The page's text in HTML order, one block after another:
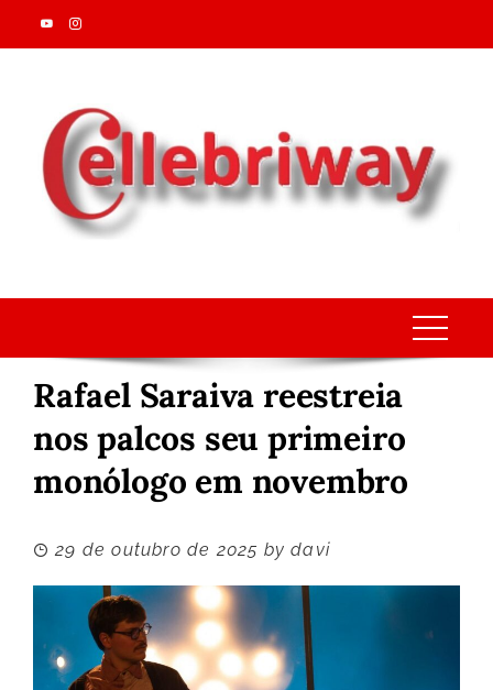
Skip
to
Rafael Saraiva reestreia
nos palcos seu primeiro
monólogo em novembro
29 de outubro de 2025 bydavi